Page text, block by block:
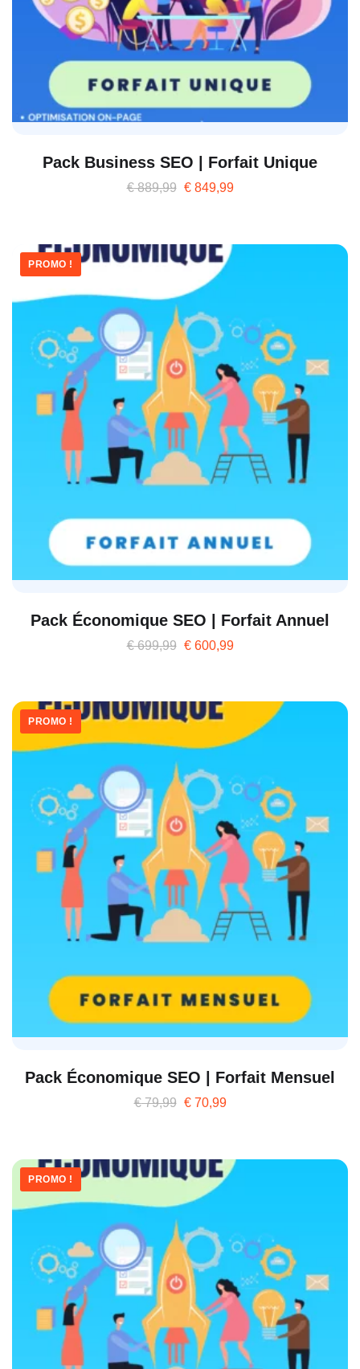
Pack Business SEO | Forfait Unique
€889,99 €849,99
PROMO !
Pack Économique SEO | Forfait Annuel
€699,99 €600,99
PROMO !
Pack Économique SEO | Forfait Mensuel
€79,99 €70,99
PROMO !